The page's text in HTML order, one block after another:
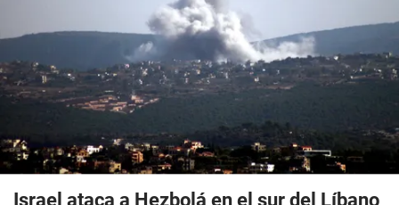
Israel ataca a Hezbolá en el sur del Líbano